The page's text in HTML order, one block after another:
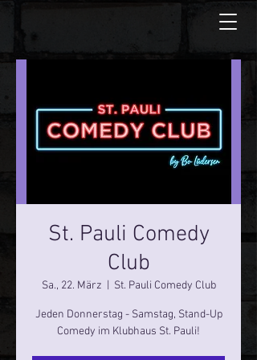
St. Pauli Comedy
Club
Sa., 22. März St. Pauli Comedy Club
Jeden Donnerstag - Samstag, Stand-Up
Comedy im Klubhaus St. Pauli!